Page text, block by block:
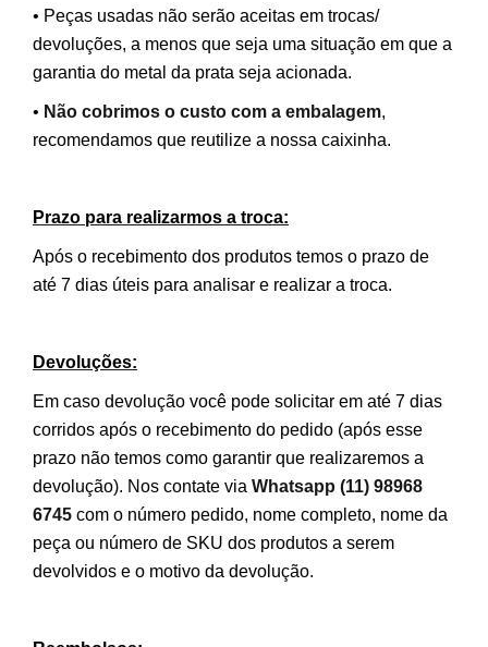
• Peças usadas não serão aceitas em trocas/
devoluções, a menos que seja uma situação em que a
garantia do metal da prata seja acionada.
• Não cobrimos o custo com a embalagem,
recomendamos que reutilize a nossa caixinha.
Prazo para realizarmos a troca:
Após o recebimento dos produtos temos o prazo de
até 7 dias úteis para analisar e realizar a troca.
Devoluções:
Em caso devolução você pode solicitar em até 7 dias
corridos após o recebimento do pedido (após esse
prazo não temos como garantir que realizaremos a
devolução). Nos contate via Whatsapp (11) 98968
6745 com o número pedido, nome completo, nome da
peça ou número de SKU dos produtos a serem
devolvidos e o motivo da devolução.